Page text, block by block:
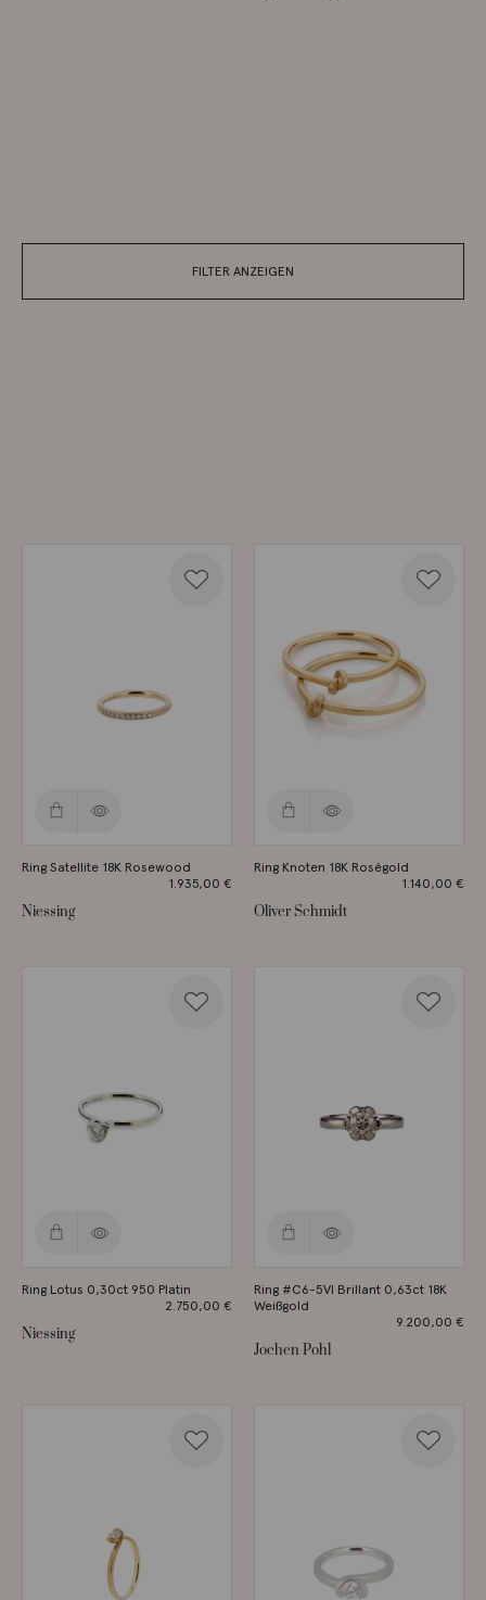
FILTER ANZEIGEN
Ring Satellite 18K Rosewood
1.935,00 €
Niessing
Ring Knoten 18K Roségold
1.140,00 €
Oliver Schmidt
Ring Lotus 0,30ct 950 Platin
2.750,00 €
Niessing
Ring #C6-5VI Brillant 0,63ct 18K
Weißgold
9.200,00 €
Jochen Pohl